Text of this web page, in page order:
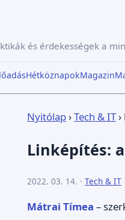
és érdekességek a
HétköznapokMagazin
Nyitólap›Tech & IT›
Linképítés:
2022. 03. 14. · Tech & IT
Mátrai Tímea –